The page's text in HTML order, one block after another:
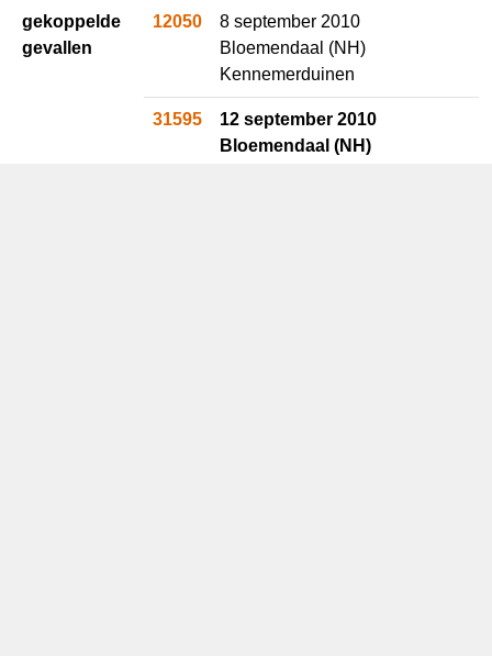
gekoppelde
gevallen
12050
8 september 2010
Bloemendaal (NH)
Kennemerduinen
31595
12 september 2010
Bloemendaal (NH)